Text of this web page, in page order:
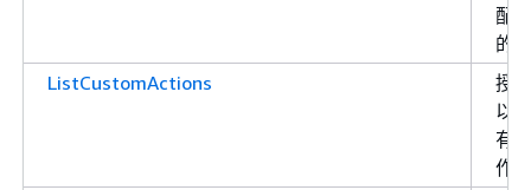
配
的
ListCustomActions
授
以
有
作